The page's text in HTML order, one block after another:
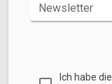
Newsletter
Ich habe die